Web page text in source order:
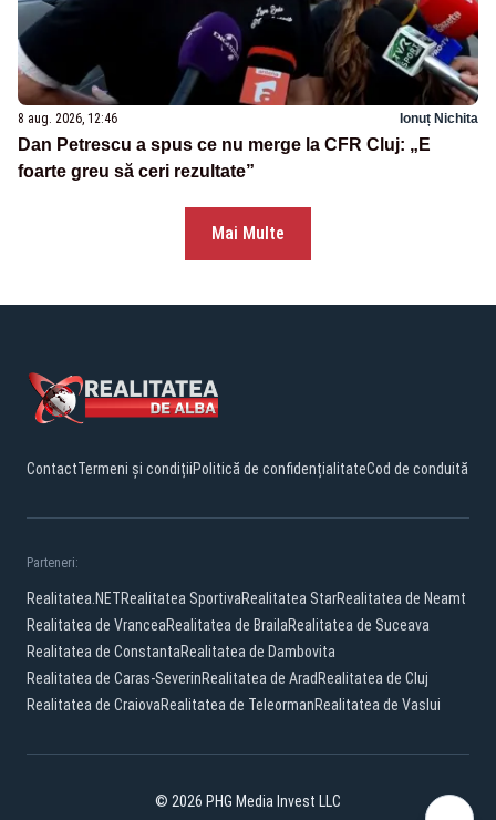
8 aug. 2026, 12:46 Ionuț Nichita
Dan Petrescu a spus ce nu merge la CFR Cluj: „E
foarte greu să ceri rezultate”
Mai Multe
ContactTermeni și condițiiPolitică de confidențialitateCod de conduită
Parteneri:
Realitatea.NETRealitatea SportivaRealitatea StarRealitatea de Neamt
Realitatea de VranceaRealitatea de BrailaRealitatea de Suceava
Realitatea de ConstantaRealitatea de Dambovita
Realitatea de Caras-SeverinRealitatea de Arad Realitatea de Cluj
Realitatea de CraiovaRealitatea de TeleormanRealitatea de Vaslui
© 2026 PHG Media Invest LLC